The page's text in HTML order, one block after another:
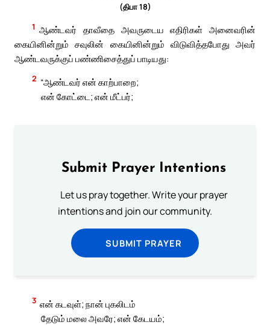
(திபா 18)
1 ஆண்டவர் தாவீதை அவருடைய எதிரிகள் அனைவரின்
கையினின்றும் சவுலின் கையினின்றும் விடுவித்தபோது அவர்
ஆண்டவருக்குப் பண்ணிசைத்துப் பாடியது:
2 “ஆண்டவர் என் காற்பாறை;
என் கோட்டை; என் மீட்பர்;
Submit Prayer Intentions
Let us pray together. Write your prayer
intentions and join our community.
SUBMIT PRAYER
3 என் கடவுள்; நான் புகலிடம்
தேடும் மலை அவரே; என் கேடயம்;